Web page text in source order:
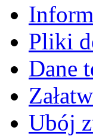
Pliki
Dane
Ubój